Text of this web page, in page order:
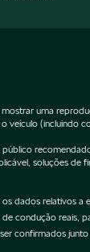
uma
(incluindo
soluções de
dados relativos a
condução reais,
confirmados